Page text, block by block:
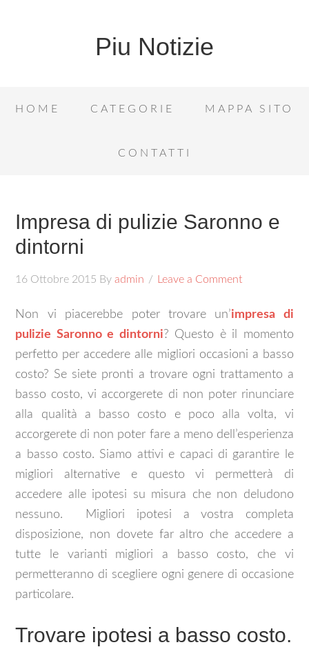
Piu Notizie
HOME CATEGORIE MAPPA SITO
CONTATTI
Impresa di pulizie Saronno e
dintorni
16 Ottobre 2015 Byadmin Leave a Comment
Non vi piacerebbe poter trovare un’impresa di
pulizie Saronno e dintorni? Questo è il momento
perfetto per accedere alle migliori occasioni a basso
costo? Se siete pronti a trovare ogni trattamento a
basso costo, vi accorgerete di non poter rinunciare
alla qualità a basso costo e poco alla volta, vi
accorgerete di non poter fare a meno dell’esperienza
a basso costo. Siamo attivi e capaci di garantire le
migliori alternative e questo vi permetterà di
accedere alle ipotesi su misura che non deludono
nessuno. Migliori ipotesi a vostra completa
disposizione, non dovete far altro che accedere a
tutte le varianti migliori a basso costo, che vi
permetteranno di scegliere ogni genere di occasione
particolare.
Trovare ipotesi a basso costo.